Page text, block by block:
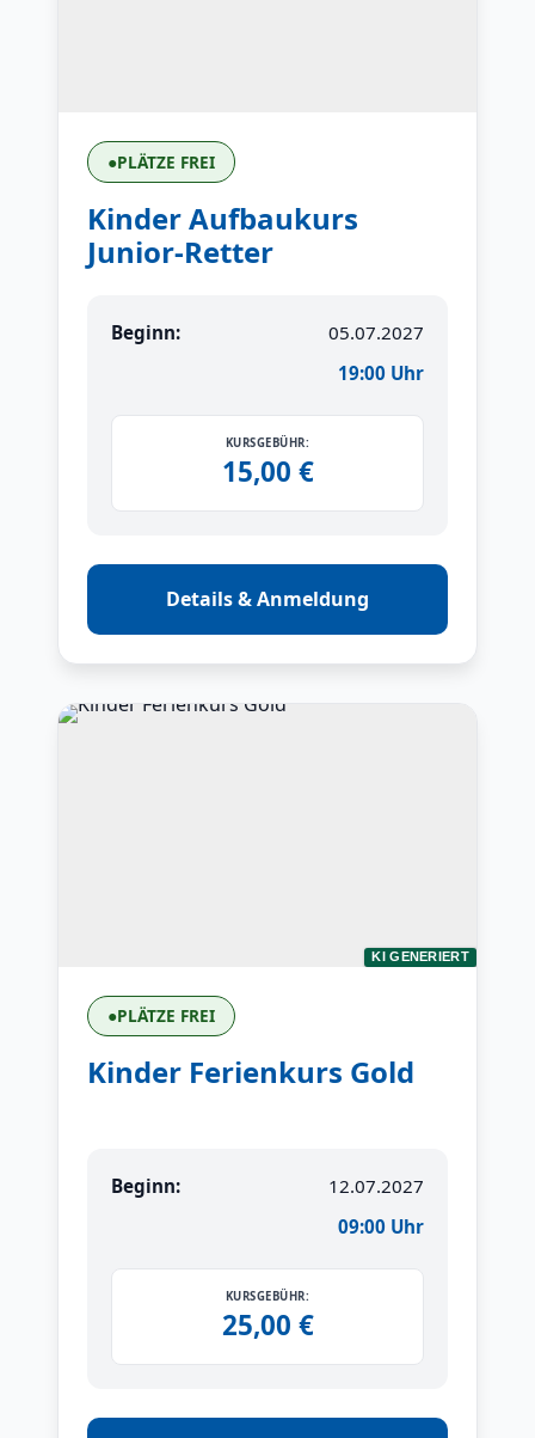
●PLÄTZE FREI
Kinder Aufbaukurs
Junior-Retter
Beginn:
05.07.2027
19:00 Uhr
KURSGEBÜHR:
15,00 €
Details & Anmeldung
KI GENERIERT
●PLÄTZE FREI
Kinder Ferienkurs Gold
Beginn:
12.07.2027
09:00 Uhr
KURSGEBÜHR:
25,00 €